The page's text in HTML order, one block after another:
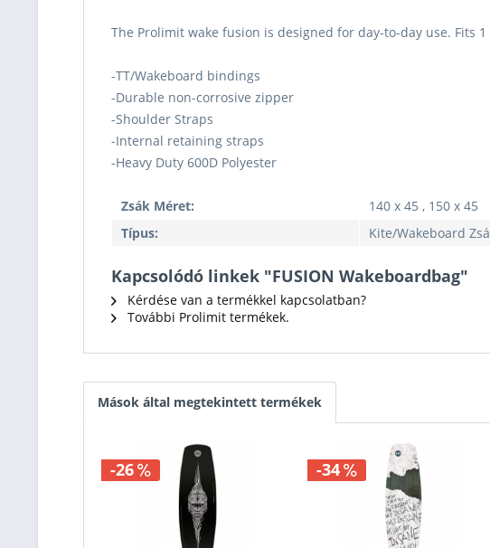
The Prolimit wake fusion is designed for day-to-day use. Fits
-TT/Wakeboard bindings
-Durable non-corrosive zipper
-Shoulder Straps
-Internal retaining straps
-Heavy Duty 600D Polyester
Zsák Méret:
140 x 45 , 150 x 45
Típus:
Kite/Wakeboard
Kapcsolódó linkek "FUSION Wakeboardbag"
Kérdése van a termékkel kapcsolatban?
További Prolimit termékek.
Mások által megtekintett termékek
-26 -34